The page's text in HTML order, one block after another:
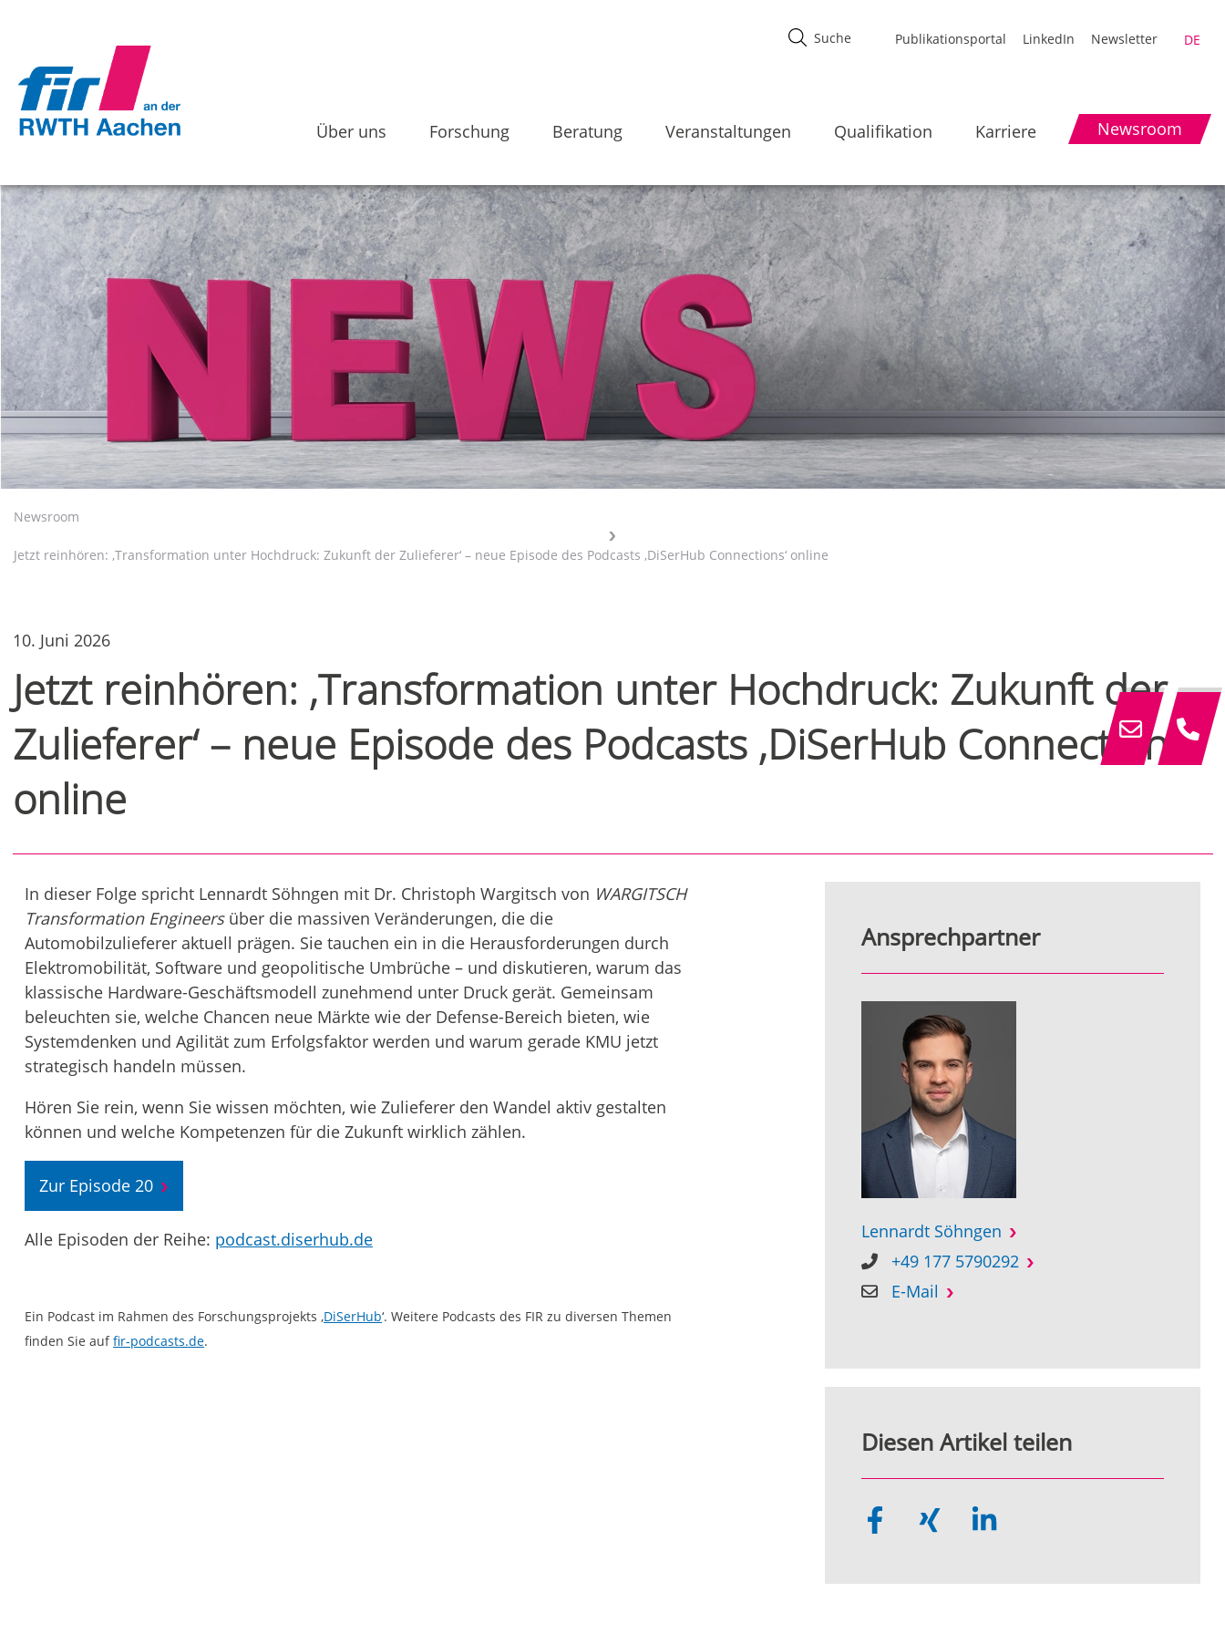
Publikationsportal LinkedIn Newsletter DE
Über uns Forschung Beratung Veranstaltungen Qualifikation Karriere Newsroom
Newsroom
Jetzt reinhören: ‚Transformation unter Hochdruck: Zukunft der Zulieferer‘ – neue Episode des Podcasts ‚DiSerHub Connections‘ online
10. Juni 2026
Jetzt reinhören: ‚Transformation unter Hochdruck: Zukunft der
Zulieferer‘ – neue Episode des Podcasts ‚DiSerHub Connections‘
online
In dieser Folge spricht Lennardt Söhngen mit Dr. Christoph Wargitsch von WARGITSCH
Transformation Engineersüber die massiven Veränderungen, die die
Automobilzulieferer aktuell prägen. Sie tauchen ein in die Herausforderungen durch
Elektromobilität, Software und geopolitische Umbrüche – und diskutieren, warum das
klassische Hardware-Geschäftsmodell zunehmend unter Druck gerät. Gemeinsam
beleuchten sie, welche Chancen neue Märkte wie der Defense-Bereich bieten, wie
Systemdenken und Agilität zum Erfolgsfaktor werden und warum gerade KMU jetzt
strategisch handeln müssen.
Hören Sie rein, wenn Sie wissen möchten, wie Zulieferer den Wandel aktiv gestalten
können und welche Kompetenzen für die Zukunft wirklich zählen.
Zur Episode 20
Alle Episoden der Reihe: podcast.diserhub.de
Ein Podcast im Rahmen des Forschungsprojekts ‚DiSerHub‘. Weitere Podcasts des FIR zu diversen Themen
finden Sie auffir-podcasts.de.
Ansprechpartner
Lennardt Söhngen
+49 177 5790292
E-Mail
Diesen Artikel teilen